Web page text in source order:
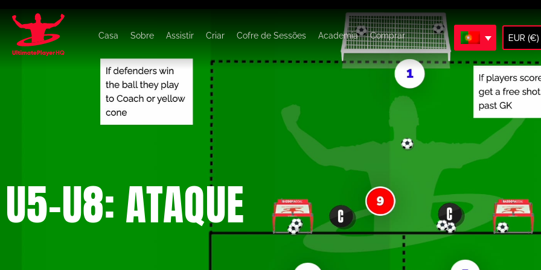
Casa Sobre Assistir Criar Cofre de Sessões Academia Comprar EUR (€)
U5-U8: ATAQUE